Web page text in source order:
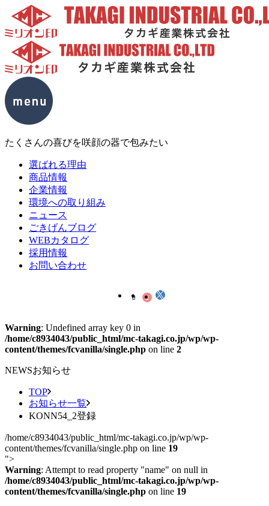
たくさんの喜びを咲顔の器で包みたい
選ばれる理由
商品情報
企業情報
環境への取り組み
ニュース
ごきげんブログ
WEBカタログ
採用情報
お問い合わせ
Warning: Undefined array key 0 in
/home/c8934043/public_html/mc-takagi.co.jp/wp/wp-
content/themes/fcvanilla/single.php on line 2
NEWSお知らせ
TOP
お知らせ一覧
KONN54_2登録
/home/c8934043/public_html/mc-takagi.co.jp/wp/wp-
content/themes/fcvanilla/single.php on line 19
">
Warning: Attempt to read property "name" on null in
/home/c8934043/public_html/mc-takagi.co.jp/wp/wp-
content/themes/fcvanilla/single.php on line 19